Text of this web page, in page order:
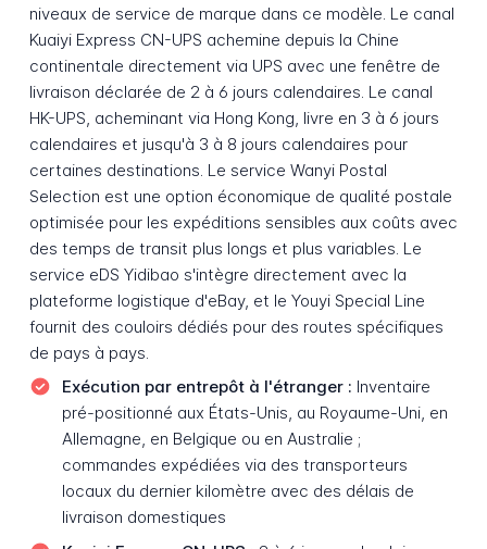
niveaux de service de marque dans ce modèle. Le canal
Kuaiyi Express CN-UPS achemine depuis la Chine
continentale directement via UPS avec une fenêtre de
livraison déclarée de 2 à 6 jours calendaires. Le canal
HK-UPS, acheminant via Hong Kong, livre en 3 à 6 jours
calendaires et jusqu'à 3 à 8 jours calendaires pour
certaines destinations. Le service Wanyi Postal
Selection est une option économique de qualité postale
optimisée pour les expéditions sensibles aux coûts avec
des temps de transit plus longs et plus variables. Le
service eDS Yidibao s'intègre directement avec la
plateforme logistique d'eBay, et le Youyi Special Line
fournit des couloirs dédiés pour des routes spécifiques
de pays à pays.
Exécution par entrepôt à l'étranger : Inventaire
pré-positionné aux États-Unis, au Royaume-Uni, en
Allemagne, en Belgique ou en Australie ;
commandes expédiées via des transporteurs
locaux du dernier kilomètre avec des délais de
livraison domestiques